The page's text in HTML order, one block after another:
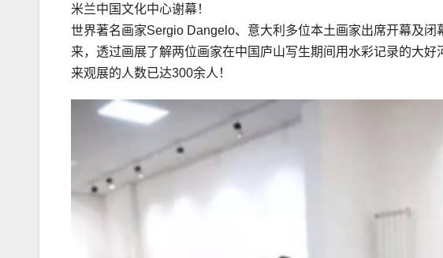
米兰中国文化中心谢幕！
世界著名画家Sergio Dangelo、意大利多位本土画家出席开幕及
来，透过画展了解两位画家在中国庐山写生期间用水彩记录的大
来观展的人数已达300余人！